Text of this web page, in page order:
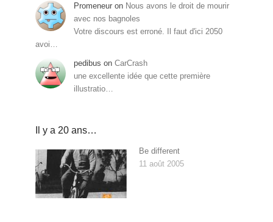
Promeneur on Nous avons le droit de mourir
avec nos bagnoles
Votre discours est erroné. Il faut d'ici 2050
avoi…
pedibus on CarCrash
une excellente idée que cette première
illustratio…
Il y a 20 ans…
Be different
11 août 2005